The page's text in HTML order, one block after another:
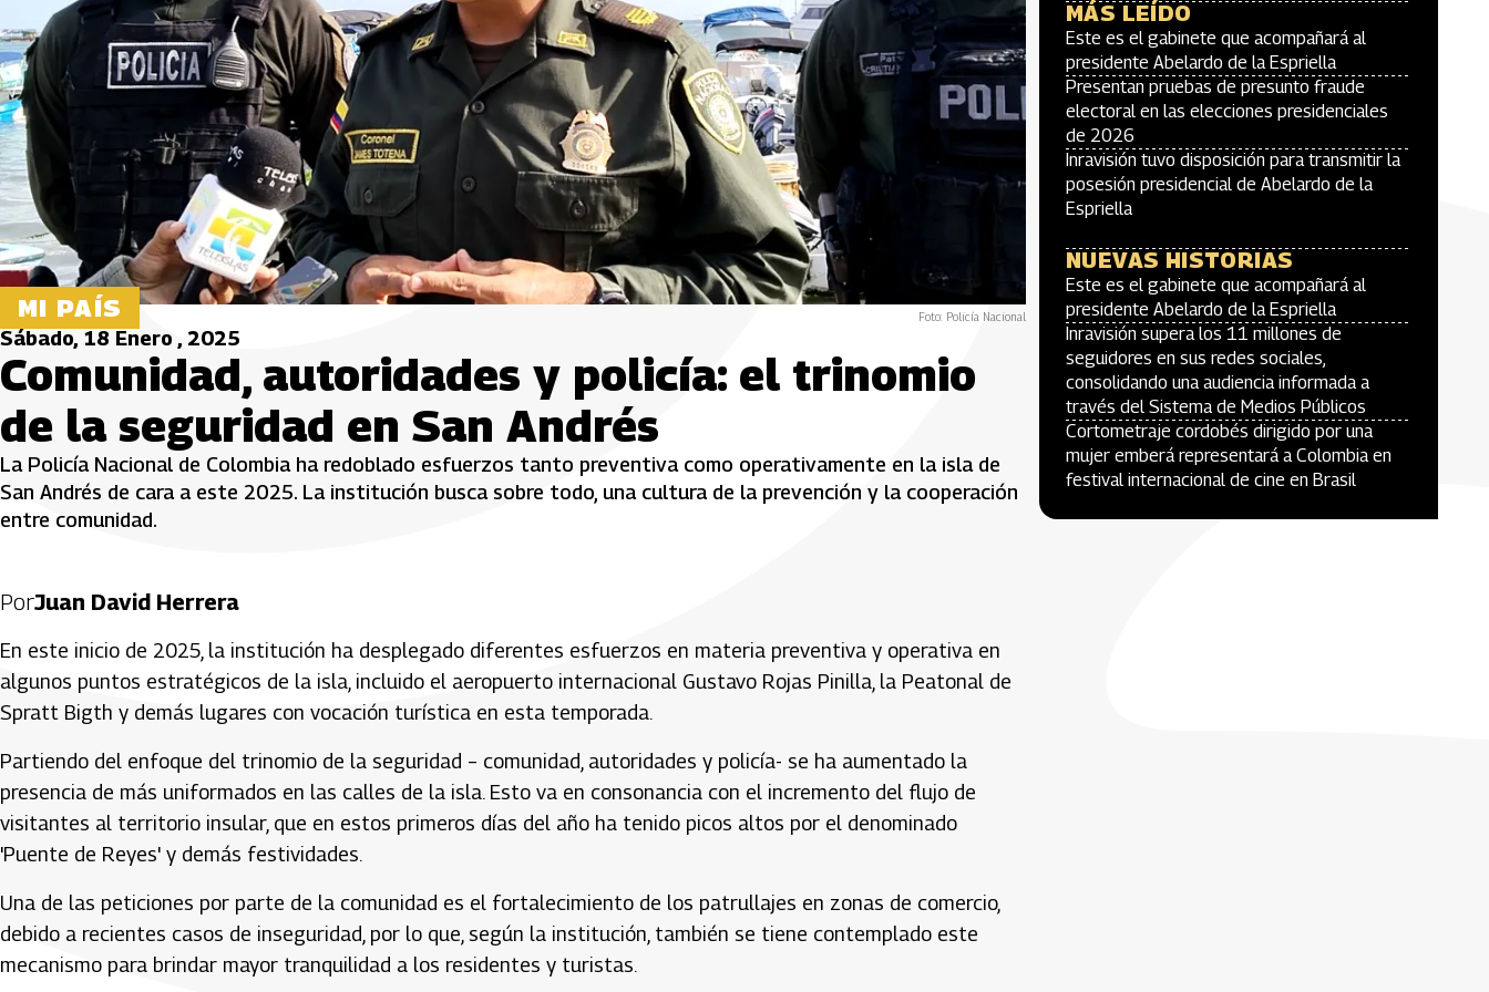
MI PAÍS Foto: Policía Nacional
Sábado, 18 Enero , 2025
Comunidad, autoridades y policía: el trinomio
de la seguridad en San Andrés
La Policía Nacional de Colombia ha redoblado esfuerzos tanto preventiva como operativamente en la isla de
San Andrés de cara a este 2025. La institución busca sobre todo, una cultura de la prevención y la cooperación
entre comunidad.
PorJuan David Herrera
En este inicio de 2025, la institución ha desplegado diferentes esfuerzos en materia preventiva y operativa en
algunos puntos estratégicos de la isla, incluido el aeropuerto internacional Gustavo Rojas Pinilla, la Peatonal de
Spratt Bigth y demás lugares con vocación turística en esta temporada.
Partiendo del enfoque del trinomio de la seguridad – comunidad, autoridades y policía- se ha aumentado la
presencia de más uniformados en las calles de la isla. Esto va en consonancia con el incremento del flujo de
visitantes al territorio insular, que en estos primeros días del año ha tenido picos altos por el denominado
'Puente de Reyes' y demás festividades.
Una de las peticiones por parte de la comunidad es el fortalecimiento de los patrullajes en zonas de comercio,
debido a recientes casos de inseguridad, por lo que, según la institución, también se tiene contemplado este
mecanismo para brindar mayor tranquilidad a los residentes y turistas.
MÁS LEÍDO
Este es el gabinete que acompañará al
presidente Abelardo de la Espriella
Presentan pruebas de presunto fraude
electoral en las elecciones presidenciales
de 2026
Inravisión tuvo disposición para transmitir la
posesión presidencial de Abelardo de la
Espriella
NUEVAS HISTORIAS
Este es el gabinete que acompañará al
presidente Abelardo de la Espriella
Inravisión supera los 11 millones de
seguidores en sus redes sociales,
consolidando una audiencia informada a
través del Sistema de Medios Públicos
Cortometraje cordobés dirigido por una
mujer emberá representará a Colombia en
festival internacional de cine en Brasil